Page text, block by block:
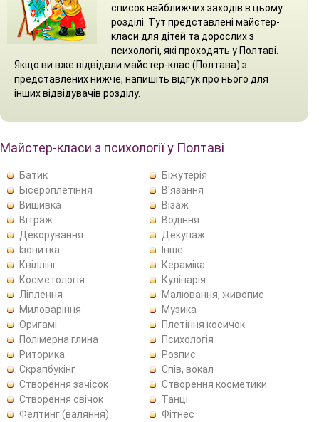
список найближчих заходів в цьому
розділі. Тут представлені майстер-
класи для дітей та дорослих з
психології, які проходять у Полтаві.
Якщо ви вже відвідали майстер-клас (Полтава) з
представлених нижче, напишіть відгук про нього для
інших відвідувачів розділу.
Майстер-класи з психології у Полтаві
Батик
Біжутерія
Бісероплетіння
В'язання
Вишивка
Візаж
Вітраж
Водіння
Декорування
Декупаж
Ізонитка
Інше
Квіллінг
Кераміка
Косметологія
Кулінарія
Ліплення
Малювання, живопис
Миловаріння
Музика
Оригамі
Плетіння косичок
Полімерна глина
Психологія
Риторика
Розпис
Скрапбукінг
Спів, вокал
Створення зачісок
Створення косметики
Створення свічок
Танці
Фелтинг (валяння)
Фітнес